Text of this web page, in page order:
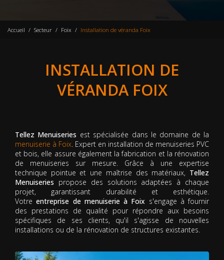
Accueil Secteur Foix Installation de véranda Foix
INSTALLATION DE
VÉRANDA FOIX
Tellez Menuiseries est spécialisée dans le domaine de la
menuiserie à Foix. Expert en installation de menuiseries PVC
et bois, elle assure également la fabrication et la rénovation
de menuiseries sur mesure. Grâce à une expertise
technique pointue et une maîtrise des matériaux, Tellez
Menuiseries propose des solutions adaptées à chaque
projet, garantissant durabilité et esthétique.
Votreentreprise de menuiserie à Foix s'engage à fournir
des prestations de qualité pour répondre aux besoins
spécifiques de ses clients, qu'il s'agisse de nouvelles
installations ou de la rénovation de structures existantes.